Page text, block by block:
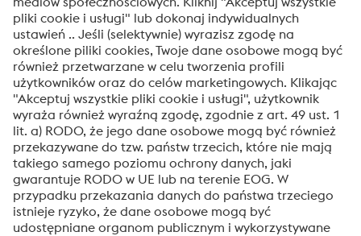
Our digital journey (DE)